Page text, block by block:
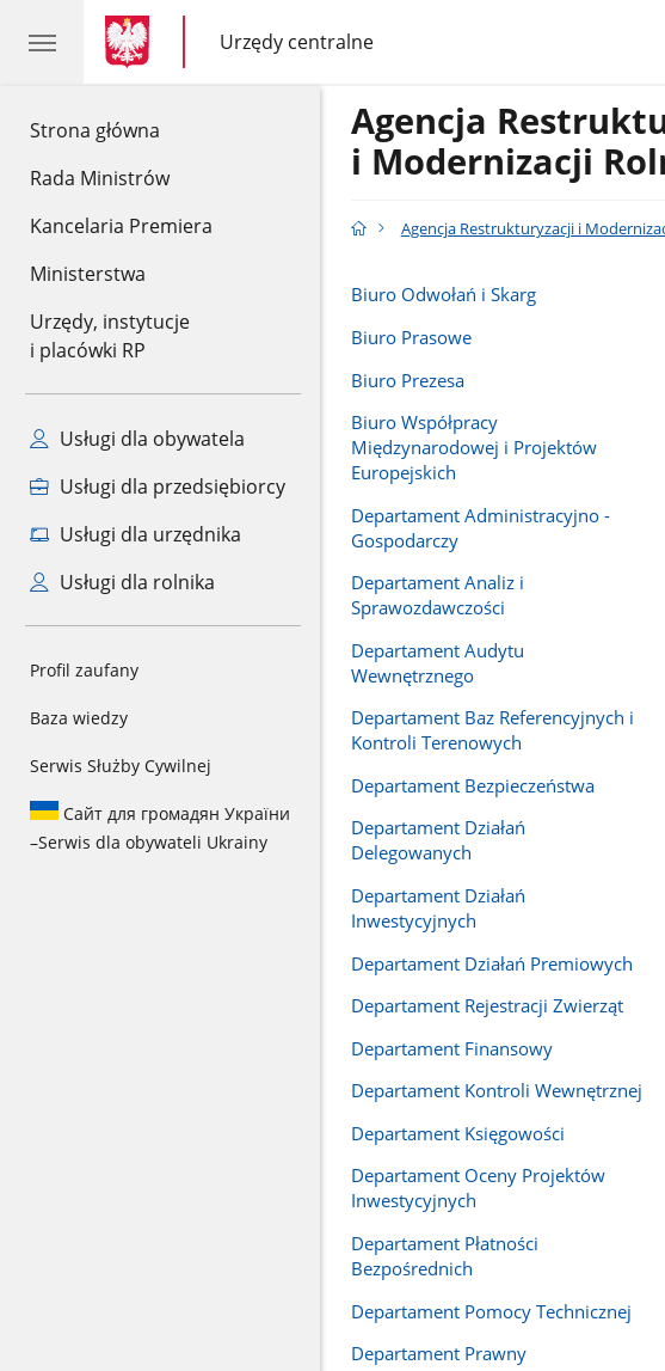
Strona główna
Rada Ministrów
Kancelaria Premiera
Ministerstwa
Urzędy, instytucje
i placówki RP
Usługi dla obywatela
Usługi dla przedsiębiorcy
Usługi dla urzędnika
Usługi dla rolnika
Profil zaufany
Baza wiedzy
Serwis Służby Cywilnej
Сайт для громадян України
–Serwis dla obywateli Ukrainy
gov.pl
gov.pl
Urzędy centralne
gov.pl
Urzędy
centralne
Agencja
i Modernizacji
Agencja Restrukturyzacji i
Biuro Odwołań i Skarg
Biuro Prasowe
Biuro Prezesa
Biuro Współpracy
Międzynarodowej i Projektów
Europejskich
Departament Administracyjno -
Gospodarczy
Departament Analiz i
Sprawozdawczości
Departament Audytu
Wewnętrznego
Departament Baz Referencyjnych i
Kontroli Terenowych
Departament Bezpieczeństwa
Departament Działań
Delegowanych
Departament Działań
Inwestycyjnych
Departament Działań Premiowych
Departament Rejestracji Zwierząt
Departament Finansowy
Departament Kontroli Wewnętrznej
Departament Księgowości
Departament Oceny Projektów
Inwestycyjnych
Departament Płatności
Bezpośrednich
Departament Pomocy Technicznej
Departament Prawny